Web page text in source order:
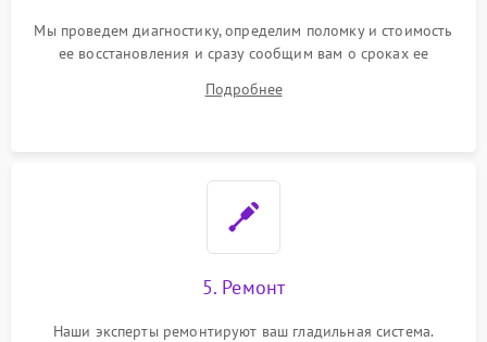
Мы проведем диагностику, определим поломку и стоимость
ее восстановления и сразу сообщим вам о сроках ее
Подробнее
5. Ремонт
Наши эксперты ремонтируют ваш гладильная система.